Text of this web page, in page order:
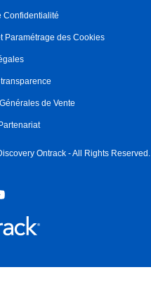
Confidentialité
Paramétrage des Cookies
de Vente
Ontrack - All Rights Reserved.